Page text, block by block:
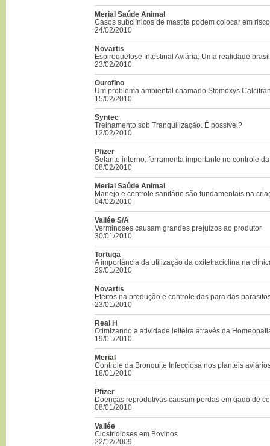
Merial Saúde Animal
Casos subclínicos de mastite podem colocar em
24/02/2010
Novartis
Espiroquetose Intestinal Aviária: Uma realidade
23/02/2010
Ourofino
Um problema ambiental chamado Stomoxys
15/02/2010
Syntec
Treinamento sob Tranquilização. É possível?
12/02/2010
Pfizer
Selante interno: ferramenta importante no controle
08/02/2010
Merial Saúde Animal
Manejo e controle sanitário são fundamentais na
04/02/2010
Vallée S/A
Verminoses causam grandes prejuízos ao produtor
30/01/2010
Tortuga
A importância da utilização da oxitetraciclina na
29/01/2010
Novartis
Efeitos na produção e controle das para das
23/01/2010
Real H
Otimizando a atividade leiteira através da
19/01/2010
Merial
Controle da Bronquite Infecciosa nos plantéis
18/01/2010
Pfizer
Doenças reprodutivas causam perdas em gado de
08/01/2010
Vallée
Clostridioses em Bovinos
22/12/2009